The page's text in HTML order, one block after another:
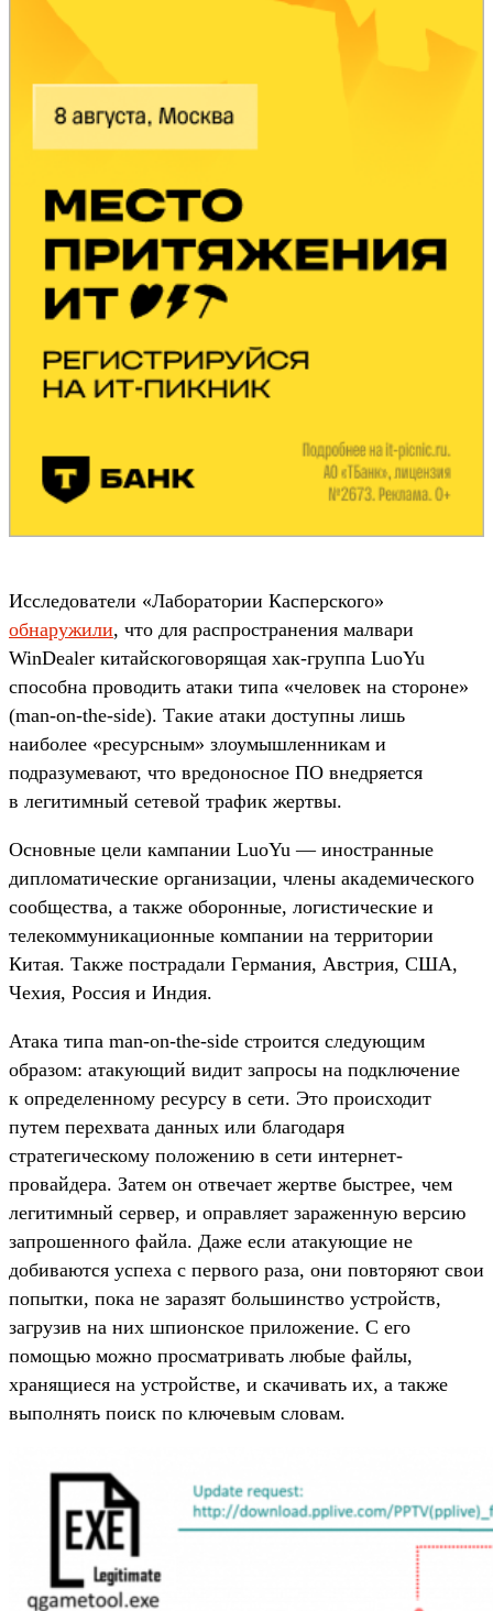
Исследователи «Лаборатории Касперского»
обнаружили, что для распространения малвари
WinDealer китайскоговорящая хак-группа LuoYu
способна проводить атаки типа «человек на стороне»
(man-on-the-side). Такие атаки доступны лишь
наиболее «ресурсным» злоумышленникам и
подразумевают, что вредоносное ПО внедряется
в легитимный сетевой трафик жертвы.
Основные цели кампании LuoYu — иностранные
дипломатические организации, члены академического
сообщества, а также оборонные, логистические и
телекоммуникационные компании на территории
Китая. Также пострадали Германия, Австрия, США,
Чехия, Россия и Индия.
Атака типа man-on-the-side строится следующим
образом: атакующий видит запросы на подключение
к определенному ресурсу в сети. Это происходит
путем перехвата данных или благодаря
стратегическому положению в сети интернет-
провайдера. Затем он отвечает жертве быстрее, чем
легитимный сервер, и оправляет зараженную версию
запрошенного файла. Даже если атакующие не
добиваются успеха с первого раза, они повторяют свои
попытки, пока не заразят большинство устройств,
загрузив на них шпионское приложение. С его
помощью можно просматривать любые файлы,
хранящиеся на устройстве, и скачивать их, а также
выполнять поиск по ключевым словам.